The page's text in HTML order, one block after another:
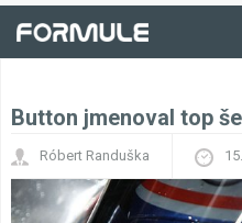
Button jmenoval top
Róbert Randuška